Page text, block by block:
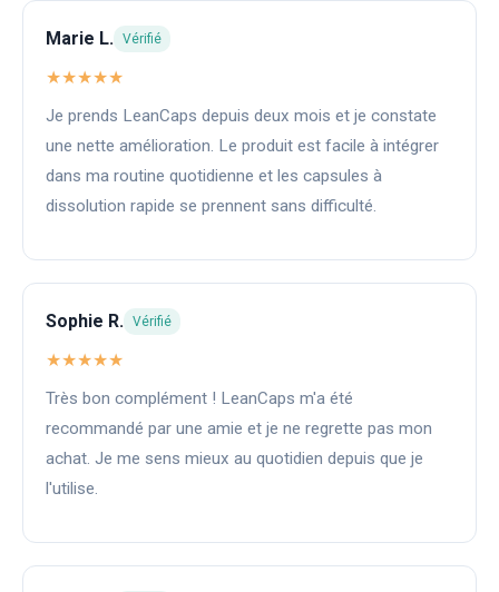
Marie L. Vérifié
★★★★★
Je prends LeanCaps depuis deux mois et je constate
une nette amélioration. Le produit est facile à intégrer
dans ma routine quotidienne et les capsules à
dissolution rapide se prennent sans difficulté.
Sophie R. Vérifié
★★★★★
Très bon complément ! LeanCaps m'a été
recommandé par une amie et je ne regrette pas mon
achat. Je me sens mieux au quotidien depuis que je
l'utilise.